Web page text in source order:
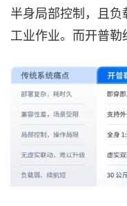
半身局部控制，且
工业作业。而开普勒